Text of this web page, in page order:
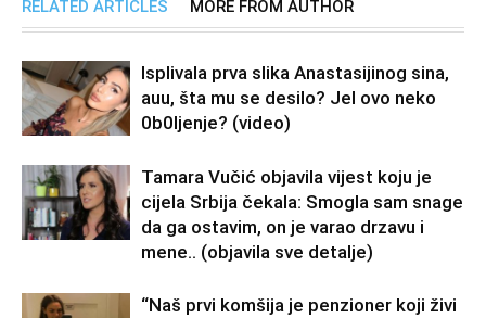
RELATED ARTICLES MORE FROM AUTHOR
Isplivala prva slika Anastasijinog sina,
auu, šta mu se desilo? Jel ovo neko
0b0Ijenje? (video)
Tamara Vučić objavila vijest koju je
cijela Srbija čekala: Smogla sam snage
da ga ostavim, on je varao drzavu i
mene.. (objavila sve detalje)
“Naš prvi komšija je penzioner koji živi